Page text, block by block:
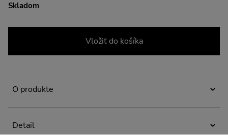
Skladom
Vložiť do košíka
O produkte
Dlhé široké nohavice z materiálu HUG. Pružné a pohodlné
na ľahké domáce cvičenie, meditáciu aj relax v pohodlí
Detail